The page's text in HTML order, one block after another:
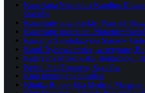
Kancelaria Notarialna Karolina
Staszów
Kancelarie adwokackie. Prawnik
Kancelarie notarialne. Notariusz
Karczma Świętokrzyska Staszów
Karol Trybuszkiewicz, weterynarz,
Katarzyna Mrozowska, stomatolog,
Kebab Pod Toporem, Szydłów
Kino Impresja w Połańcu
Klinika Broccy filia Medical Margaret